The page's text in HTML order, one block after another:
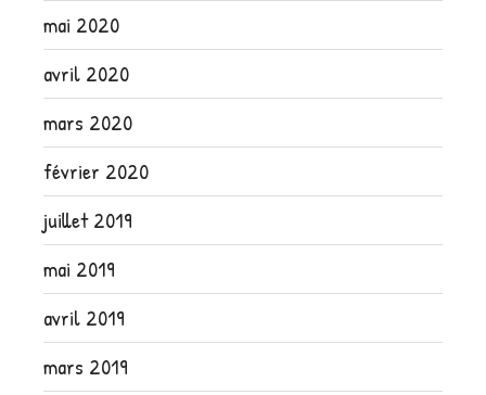
mai 2020
avril 2020
mars 2020
février 2020
juillet 2019
mai 2019
avril 2019
mars 2019